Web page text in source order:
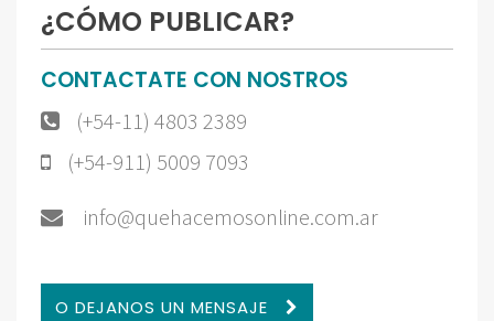
¿CÓMO PUBLICAR?
CONTACTATE CON NOSTROS
(+54-11) 4803 2389
(+54-911) 5009 7093
info@quehacemosonline.com.ar
O DEJANOS UN MENSAJE